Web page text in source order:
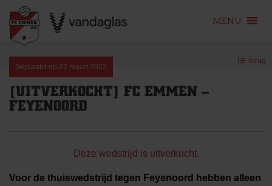
content
MENU
Geplaatst op 22 maart 2023
Terug
[UITVERKOCHT] FC EMMEN –
FEYENOORD
Deze wedstrijd is uitverkocht.
Voor de thuiswedstrijd tegen Feyenoord hebben alleen